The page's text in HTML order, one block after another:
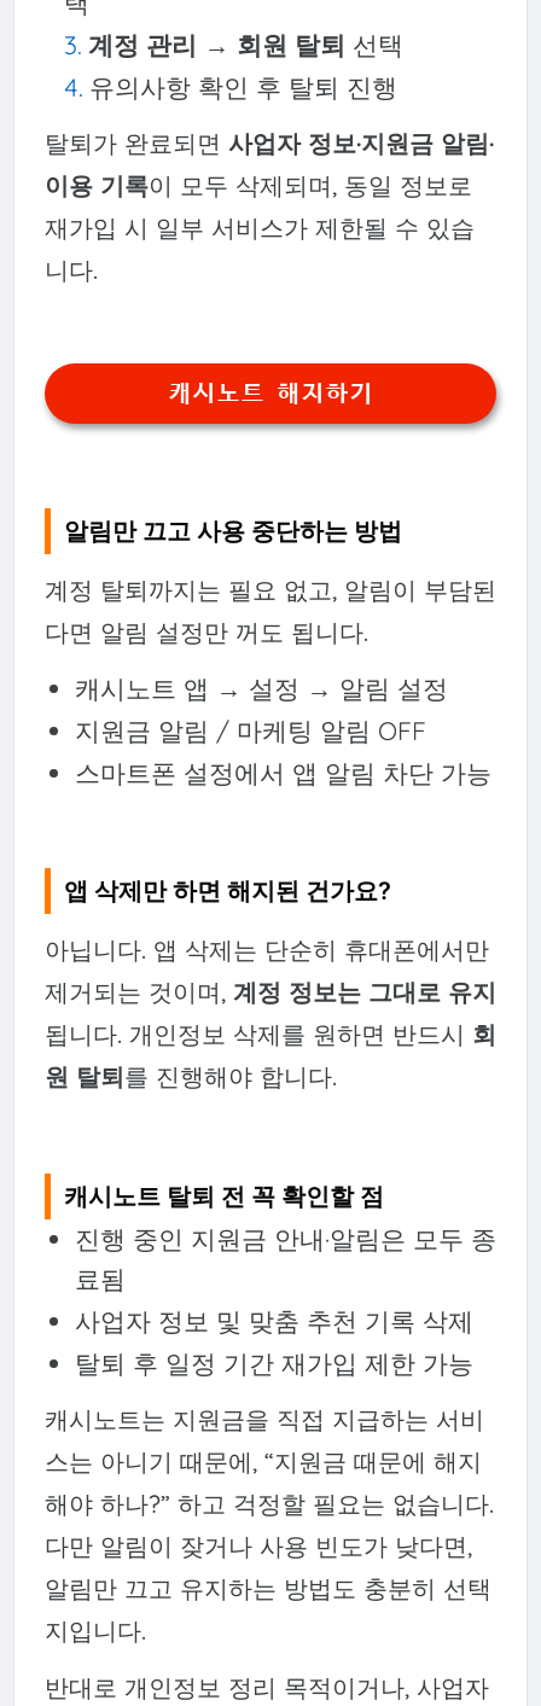
계정 관리 → 회원 탈퇴 선택
유의사항 확인 후 탈퇴 진행
탈퇴가 완료되면 사업자 정보·지원금 알림·
이용 기록이 모두 삭제되며, 동일 정보로
재가입 시 일부 서비스가 제한될 수 있습
니다.
캐시노트 해지하기
알림만 끄고 사용 중단하는 방법
계정 탈퇴까지는 필요 없고, 알림이 부담된
다면 알림 설정만 꺼도 됩니다.
캐시노트 앱 → 설정 → 알림 설정
지원금 알림 / 마케팅 알림 OFF
스마트폰 설정에서 앱 알림 차단 가능
앱 삭제만 하면 해지된 건가요?
아닙니다. 앱 삭제는 단순히 휴대폰에서만
제거되는 것이며, 계정 정보는 그대로 유지
됩니다. 개인정보 삭제를 원하면 반드시 회
원 탈퇴를 진행해야 합니다.
캐시노트 탈퇴 전 꼭 확인할 점
진행 중인 지원금 안내·알림은 모두 종
료됨
사업자 정보 및 맞춤 추천 기록 삭제
탈퇴 후 일정 기간 재가입 제한 가능
캐시노트는 지원금을 직접 지급하는 서비
스는 아니기 때문에, “지원금 때문에 해지
해야 하나?” 하고 걱정할 필요는 없습니다.
다만 알림이 잦거나 사용 빈도가 낮다면,
알림만 끄고 유지하는 방법도 충분히 선택
지입니다.
반대로 개인정보 정리 목적이거나, 사업자